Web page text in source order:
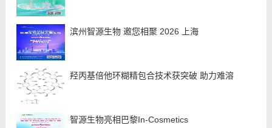
滨州智源生物 邀您相聚 2026 上海
羟丙基倍他环糊精包合技术获突破 助力难溶
智源生物亮相巴黎In-Cosmetics